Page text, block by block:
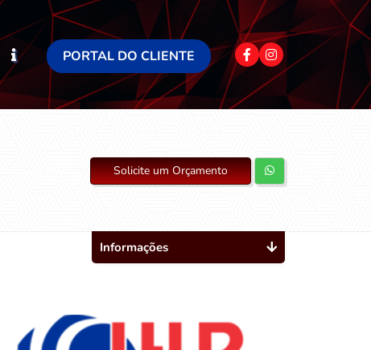
PORTAL DO CLIENTE
Solicite um Orçamento
Informações